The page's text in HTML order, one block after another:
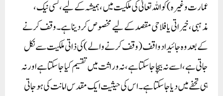
عمارت وغیرہ) کو اللہ تعالیٰ کی ملکیت میں، ہمیشہ کے لیے، کسی نیک،
مذہبی، خیراتی یا فلاحی مقصد کے لیے مخصوص کر دینا ہے۔ وقف کرنے
کے بعد وہ جائیداد واقف (وقف کرنے والے) کی ذاتی ملکیت سے نکل
جاتی ہے، اسے نہ بیچا جا سکتا ہے، نہ وراثت میں تقسیم کیا جا سکتا ہے اور نہ
ہی تحفے میں دیا جا سکتا ہے۔ اس کی حیثیت ایک مقدس امانت کی ہو جاتی